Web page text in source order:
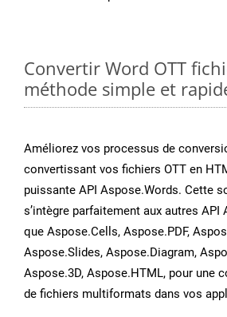
Convertir Word OTT
méthode simple et
Améliorez vos processus de
convertissant vos fichiers OTT en
puissante API Aspose.Words. Cette
s’intègre parfaitement aux autres API
que Aspose.Cells, Aspose.PDF,
Aspose.Slides, Aspose.Diagram,
Aspose.3D, Aspose.HTML, pour une
de fichiers multiformats dans vos